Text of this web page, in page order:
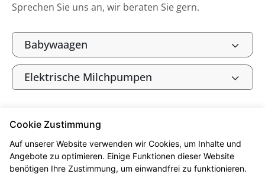
Sprechen Sie uns an, wir beraten Sie gern.
Babywaagen
Elektrische Milchpumpen
Seitenübersicht Kontakt
Impressum
Datenschutz
Barrierefreiheit
Cookie Zustimmung
Auf unserer Website verwenden wir Cookies, um Inhalte und
Angebote zu optimieren. Einige Funktionen dieser Website
benötigen Ihre Zustimmung, um einwandfrei zu funktionieren.